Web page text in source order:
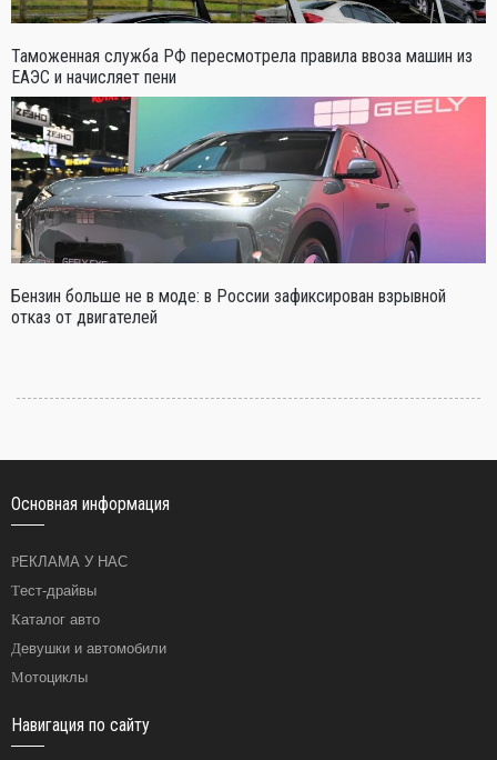
Таможенная служба РФ пересмотрела правила ввоза машин из
ЕАЭС и начисляет пени
Бензин больше не в моде: в России зафиксирован взрывной
отказ от двигателей
Основная информация
РЕКЛАМА У НАС
Тест-драйвы
Каталог авто
Девушки и автомобили
Мотоциклы
Навигация по сайту